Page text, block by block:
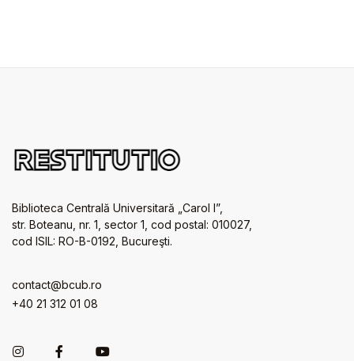
Biblioteca Centrală Universitară „Carol I”,
str. Boteanu, nr. 1, sector 1, cod postal: 010027,
cod ISIL: RO-B-0192, Bucureşti.
contact@bcub.ro
+40 21 312 01 08